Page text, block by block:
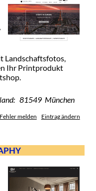
Landschaftsfotos,
Ihr Printprodukt
81549 München
Fehler melden Eintrag ändern